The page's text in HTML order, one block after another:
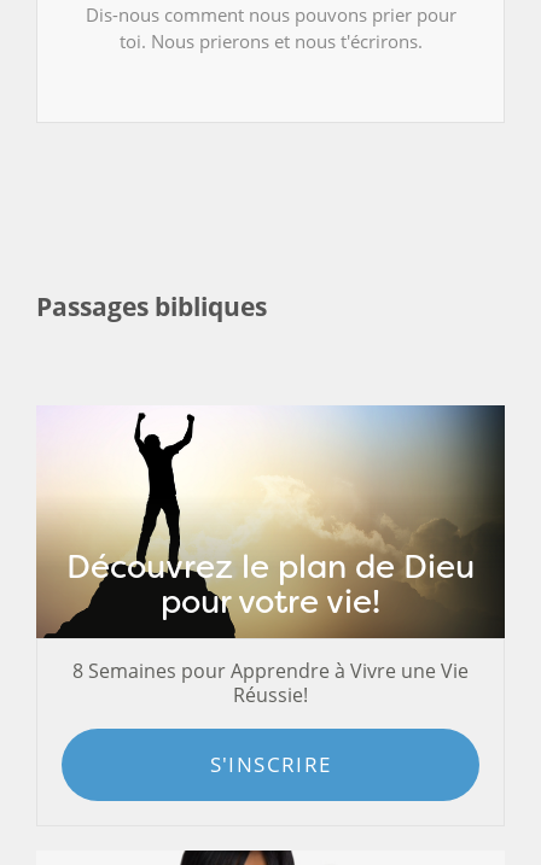
Dis-nous comment nous pouvons prier pour
toi. Nous prierons et nous t'écrirons.
Passages bibliques
Découvrez le plan de Dieu
pour votre vie!
8 Semaines pour Apprendre à Vivre une Vie
Réussie!
S'INSCRIRE